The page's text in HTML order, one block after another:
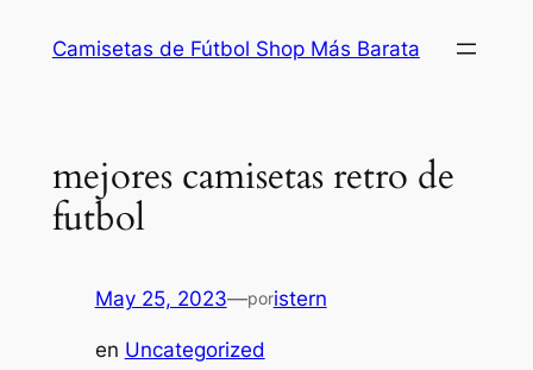
Camisetas de Fútbol Shop Más Barata
mejores camisetas retro de
futbol
May 25, 2023—poristern
en Uncategorized